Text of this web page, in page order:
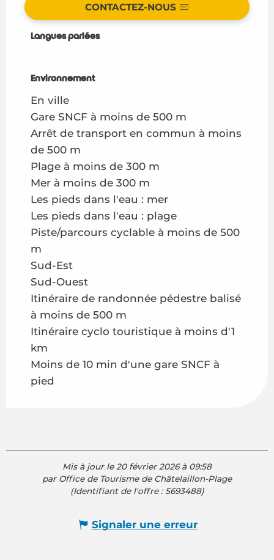
CONTACTEZ-NOUS
Langues parlées
Langues parlées
Environnement
Environnement
En ville
Gare SNCF à moins de 500 m
Arrêt de transport en commun à moins
de 500 m
Plage à moins de 300 m
Mer à moins de 300 m
Les pieds dans l'eau : mer
Les pieds dans l'eau : plage
Piste/parcours cyclable à moins de 500
m
Sud-Est
Sud-Ouest
Itinéraire de randonnée pédestre balisé
à moins de 500 m
Itinéraire cyclo touristique à moins d'1
km
Moins de 10 min d'une gare SNCF à
pied
Mis à jour le 20 février 2026 à 09:58
par Office de Tourisme de Châtelaillon-Plage
(Identifiant de l'offre :5693488)
Signaler une erreur